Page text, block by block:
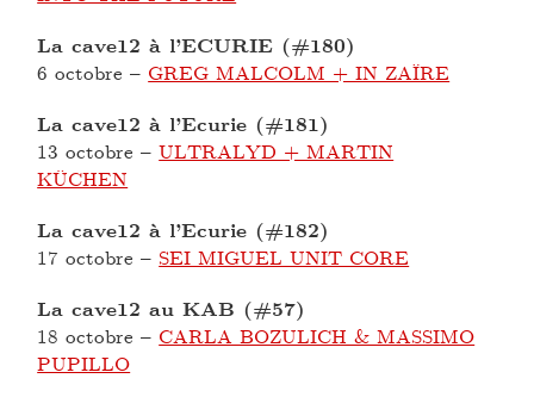
La cave12 à l’ECURIE (#180)
6 octobre – GREG MALCOLM + IN ZAÏRE
La cave12 à l’Ecurie (#181)
13 octobre –ULTRALYD + MARTIN
KÜCHEN
La cave12 à l’Ecurie (#182)
17 octobre – SEI MIGUEL UNIT CORE
La cave12 au KAB (#57)
18 octobre – CARLA BOZULICH & MASSIMO
PUPILLO